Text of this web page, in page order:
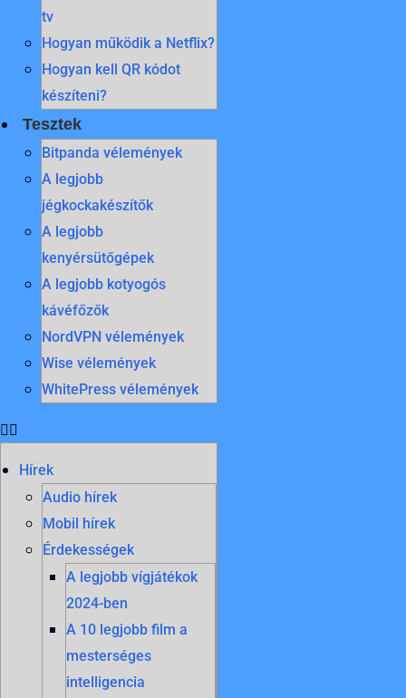
tv
Hogyan működik a Netflix?
Hogyan kell QR kódot
készíteni?
Tesztek
Bitpanda vélemények
A legjobb
jégkockakészítők
A legjobb
kenyérsütőgépek
A legjobb kotyogós
kávéfőzők
NordVPN vélemények
Wise vélemények
WhitePress vélemények
Hírek
Audio hírek
Mobil hírek
Érdekességek
A legjobb vígjátékok
2024-ben
A 10 legjobb film a
mesterséges
intelligencia